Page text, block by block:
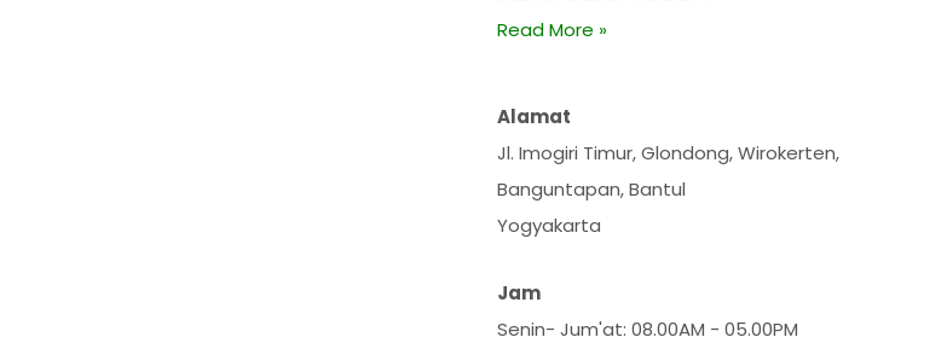
Read More »
Alamat
Jl. Imogiri Timur, Glondong, Wirokerten,
Banguntapan, Bantul
Yogyakarta
Jam
Senin- Jum'at: 08.00AM - 05.00PM